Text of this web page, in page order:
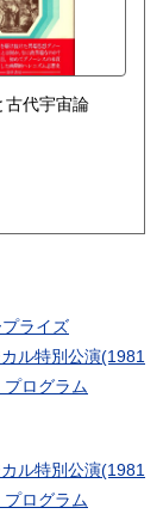
古代宇宙論
ライズ
ル特別公演(1981
ログラム
ル特別公演(1981
ログラム